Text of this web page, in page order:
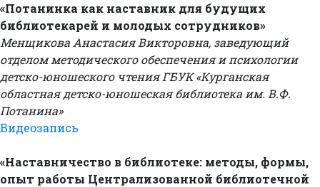
«Потанинка как наставник для будущих
библиотекарей и молодых сотрудников»
Менщикова Анастасия Викторовна, заведующий
отделом методического обеспечения и психологии
детско-юношеского чтения ГБУК «Курганская
областная детско-юношеская библиотека им. В.Ф.
Потанина»
Видеозапись
«Наставничество в библиотеке: методы, формы,
опыт работы Централизованной библиотечной